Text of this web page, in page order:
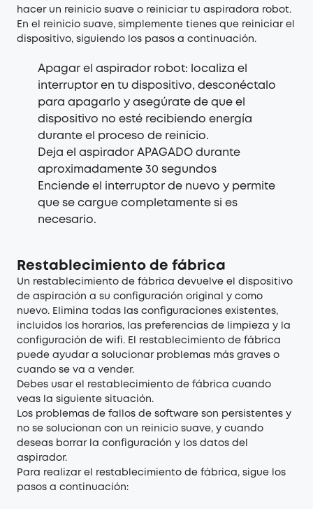
hacer un reinicio suave o reiniciar tu aspiradora robot.
En el reinicio suave, simplemente tienes que reiniciar el
dispositivo, siguiendo los pasos a continuación.
Apagar el aspirador robot: localiza el
interruptor en tu dispositivo, desconéctalo
para apagarlo y asegúrate de que el
dispositivo no esté recibiendo energía
durante el proceso de reinicio.
Deja el aspirador APAGADO durante
aproximadamente 30 segundos
Enciende el interruptor de nuevo y permite
que se cargue completamente si es
necesario.
Restablecimiento de fábrica
Un restablecimiento de fábrica devuelve el dispositivo
de aspiración a su configuración original y como
nuevo. Elimina todas las configuraciones existentes,
incluidos los horarios, las preferencias de limpieza y la
configuración de wifi. El restablecimiento de fábrica
puede ayudar a solucionar problemas más graves o
cuando se va a vender.
Debes usar el restablecimiento de fábrica cuando
veas la siguiente situación.
Los problemas de fallos de software son persistentes y
no se solucionan con un reinicio suave, y cuando
deseas borrar la configuración y los datos del
aspirador.
Para realizar el restablecimiento de fábrica, sigue los
pasos a continuación: